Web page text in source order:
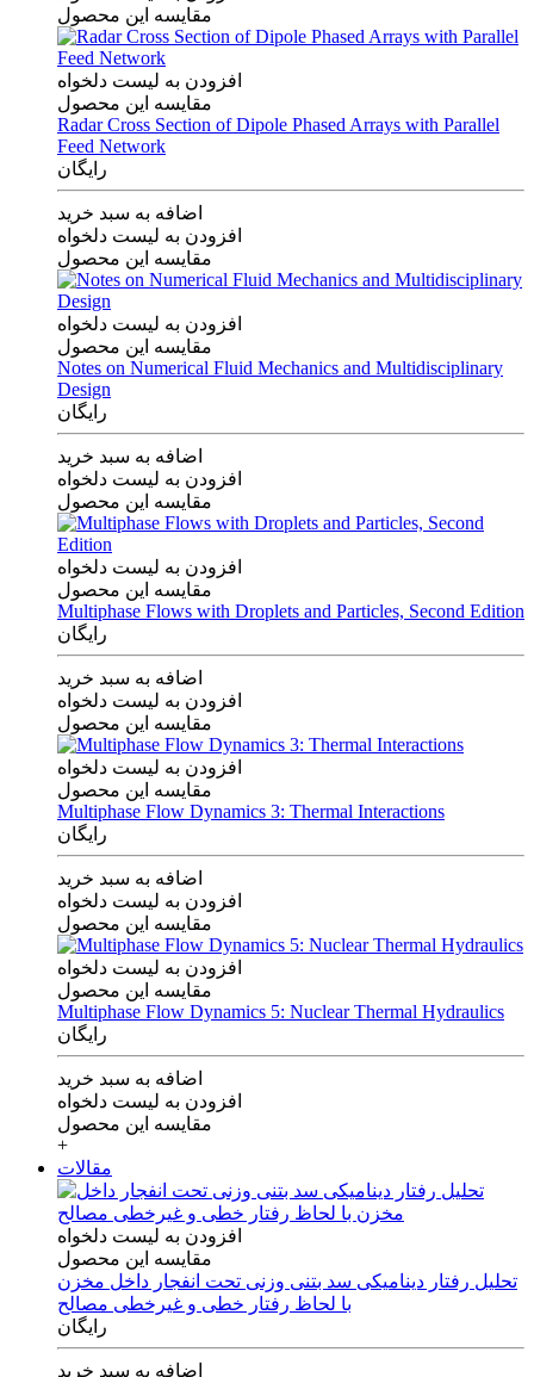
مقایسه این محصول
افزودن به لیست دلخواه
مقایسه این محصول
Radar Cross Section of Dipole Phased Arrays with Parallel
Feed Network
رایگان
اضافه به سبد خرید
افزودن به لیست دلخواه
مقایسه این محصول
افزودن به لیست دلخواه
مقایسه این محصول
Notes on Numerical Fluid Mechanics and Multidisciplinary
Design
رایگان
اضافه به سبد خرید
افزودن به لیست دلخواه
مقایسه این محصول
افزودن به لیست دلخواه
مقایسه این محصول
Multiphase Flows with Droplets and Particles, Second Edition
رایگان
اضافه به سبد خرید
افزودن به لیست دلخواه
مقایسه این محصول
افزودن به لیست دلخواه
مقایسه این محصول
Multiphase Flow Dynamics 3: Thermal Interactions
رایگان
اضافه به سبد خرید
افزودن به لیست دلخواه
مقایسه این محصول
افزودن به لیست دلخواه
مقایسه این محصول
Multiphase Flow Dynamics 5: Nuclear Thermal Hydraulics
رایگان
اضافه به سبد خرید
افزودن به لیست دلخواه
مقایسه این محصول
+
مقالات
افزودن به لیست دلخواه
مقایسه این محصول
تحلیل رفتار دینامیکی سد بتنی وزنی تحت انفجار داخل مخزن
با لحاظ رفتار خطی و غیرخطی مصالح
رایگان
اضافه به سبد خرید